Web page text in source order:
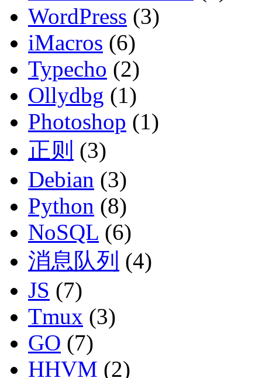
WordPress (3)
iMacros (6)
Typecho (2)
Ollydbg (1)
Photoshop (1)
正则 (3)
Debian (3)
Python (8)
NoSQL (6)
消息队列 (4)
JS (7)
Tmux (3)
GO (7)
HHVM (2)